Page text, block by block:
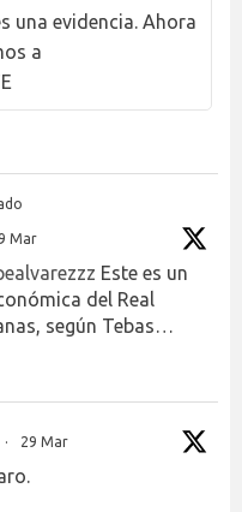
una evidencia. Ahora
a
Mar
Este es un
del Real
según Tebas…
· 29 Mar